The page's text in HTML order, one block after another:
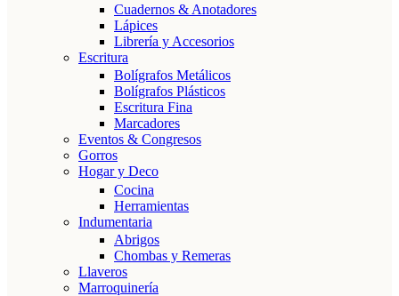
Cuadernos & Anotadores
Lápices
Librería y Accesorios
Escritura
Bolígrafos Metálicos
Bolígrafos Plásticos
Escritura Fina
Marcadores
Eventos & Congresos
Gorros
Hogar y Deco
Cocina
Herramientas
Indumentaria
Abrigos
Chombas y Remeras
Llaveros
Marroquinería